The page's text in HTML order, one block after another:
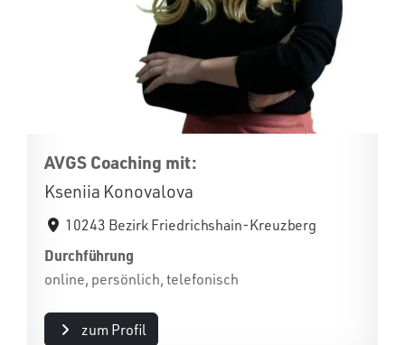
AVGS Coaching mit:
Kseniia Konovalova
10243 Bezirk Friedrichshain-Kreuzberg
Durchführung
online, persönlich, telefonisch
zum Profil